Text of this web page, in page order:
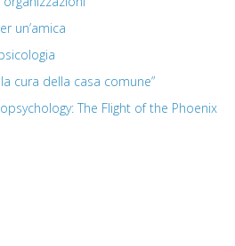
un’amica
cura della casa comune”
The Flight of the Phoenix